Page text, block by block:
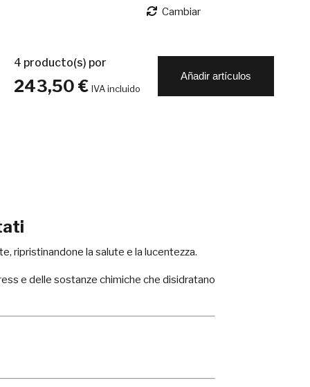
Cambiar
4 producto(s) por
243,50 € IVA incluido
Añadir artículos
ripristinandone la salute e la lucentezza.
e delle sostanze chimiche che disidratano